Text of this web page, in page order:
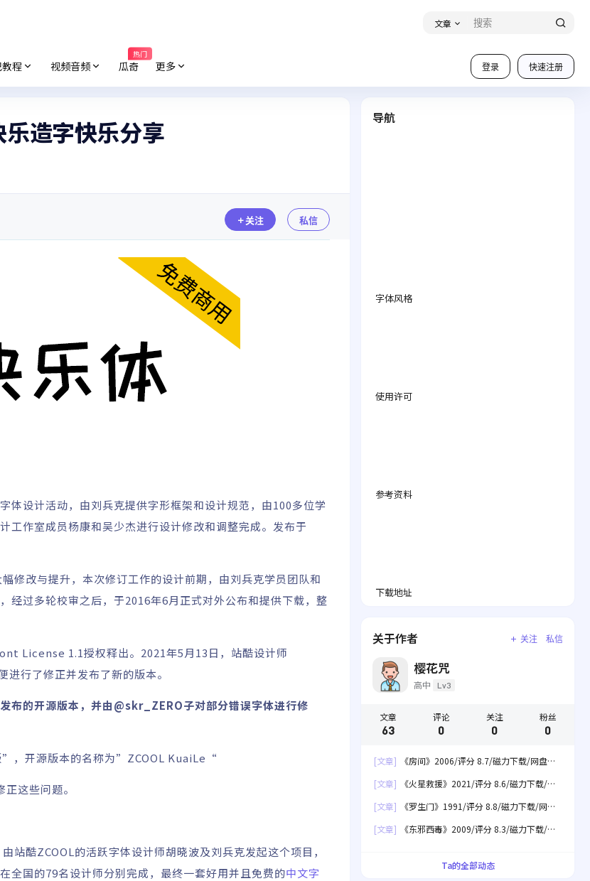
文章
登录 快速注册
程 视频音频 瓜奇
热门
更多
乐造字快乐分享
关注 私信
体设计活动，由刘兵克提供字形框架和设计规范，由100多位学
工作室成员杨康和吴少杰进行设计修改和调整完成。发布于
修改与提升，本次修订工作的设计前期，由刘兵克学员团队和
经过多轮校审之后，于2016年6月正式对外公布和提供下载，整
License 1.1授权释出。2021年5月13日，站酷设计师
行了修正并发布了新的版本。
布的开源版本，并由@skr_ZERO子对部分错误字体进行修
”，开源版本的名称为”ZCOOL KuaiLe“
这些问题。
酷ZCOOL的活跃字体设计师胡晓波及刘兵克发起这个项目，
全国的79名设计师分别完成，最终一套好用并且免费的中文字
导航
字体风格
使用许可
参考资料
下载地址
关于作者 关注 私信
樱花咒
高中 Lv3
文章
63
评论
0
关注
0
粉丝
0
[文章]
《房间》2006/评分 8.7/磁力下载/网盘下
[文章]
《火星救援》2021/评分 8.6/磁力下载/网
[文章]
《罗生门》1991/评分 8.8/磁力下载/网盘
[文章]
《东邪西毒》2009/评分 8.3/磁力下载/网
Ta的全部动态